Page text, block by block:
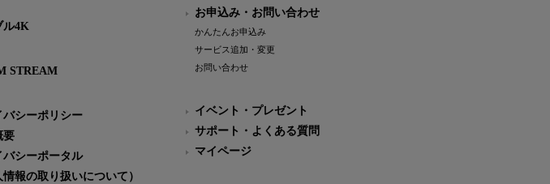
ル4K
STREAM
バシーポリシー
要
バシーポータル
情報の取り扱いについて）
お申込み・お問い合わせ
かんたんお申込み
サービス追加・変更
お問い合わせ
イベント・プレゼント
サポート・よくある質問
マイページ